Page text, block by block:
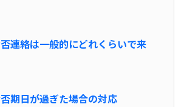
連絡は一般的にどれくらいで来
期日が過ぎた場合の対応